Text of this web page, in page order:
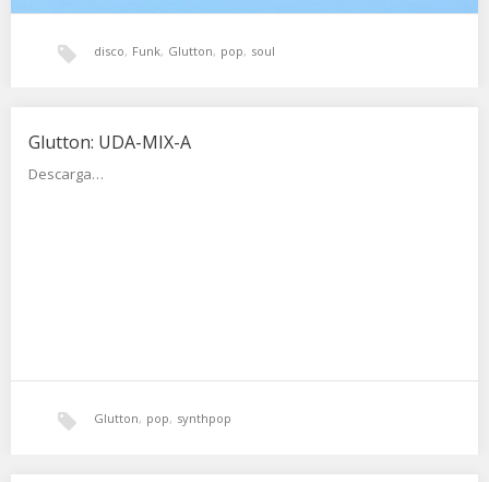
disco, Funk, Glutton, pop, soul
Glutton: UDA-MIX-A
Descarga…
Glutton, pop, synthpop